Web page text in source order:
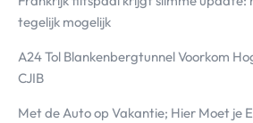
tegelijk mogelijk
A24 Tol Blankenbergtunnel Voorkom
CJIB
Met de Auto op Vakantie; Hier Moet je